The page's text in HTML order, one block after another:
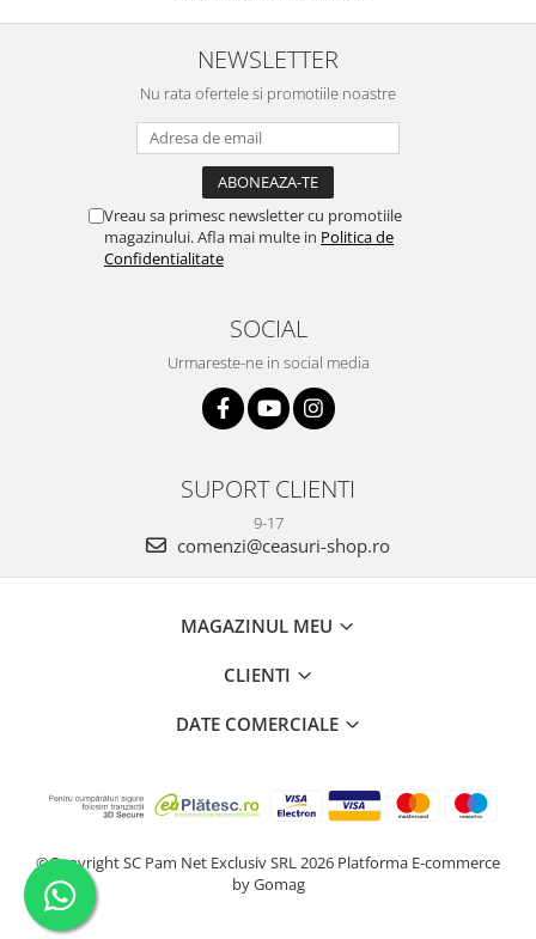
NEWSLETTER
Nu rata ofertele si promotiile noastre
Vreau sa primesc newsletter cu promotiile
magazinului. Afla mai multe in Politica de
Confidentialitate
SOCIAL
Urmareste-ne in social media
SUPORT CLIENTI
9-17
comenzi@ceasuri-shop.ro
MAGAZINUL MEU
CLIENTI
DATE COMERCIALE
©Copyright SC Pam Net Exclusiv SRL 2026 Platforma E-commerce
by Gomag